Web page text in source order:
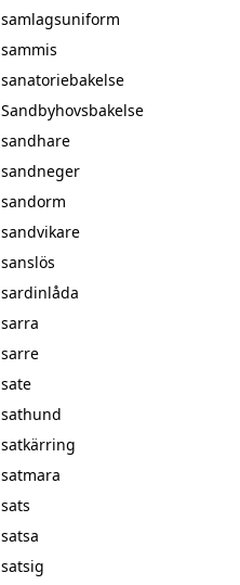
samlagsuniform
sammis
sanatoriebakelse
Sandbyhovsbakelse
sandhare
sandneger
sandorm
sandvikare
sanslös
sardinlåda
sarra
sarre
sate
sathund
satkärring
satmara
sats
satsa
satsig